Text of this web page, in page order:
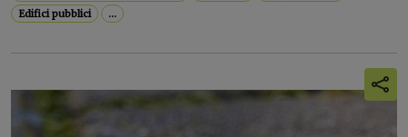
Edifici pubblici
...